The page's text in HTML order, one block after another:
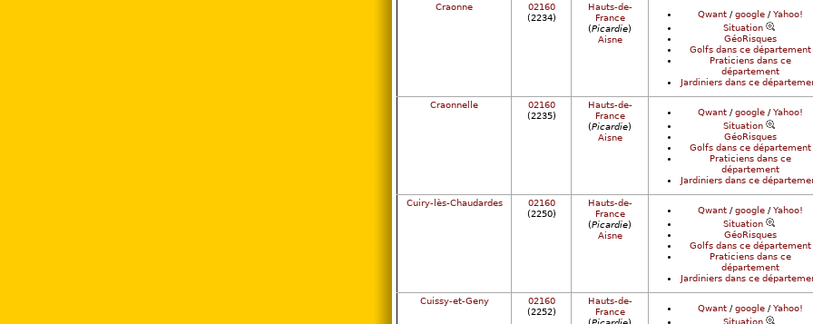
Craonne
02160
(2234)
Hauts-de-
France
(Picardie)
Aisne
Qwant/google/Yahoo!
Situation
GéoRisques
Golfs dans ce département
Praticiens dans ce
département
Jardiniers dans ce
Craonnelle
02160
(2235)
Hauts-de-
France
(Picardie)
Aisne
Qwant/google/Yahoo!
Situation
GéoRisques
Golfs dans ce département
Praticiens dans ce
département
Jardiniers dans ce
Cuiry-lès-Chaudardes
02160
(2250)
Hauts-de-
France
(Picardie)
Aisne
Qwant/google/Yahoo!
Situation
GéoRisques
Golfs dans ce département
Praticiens dans ce
département
Jardiniers dans ce
Cuissy-et-Geny
02160
(2252)
Hauts-de-
France
Qwant/google/Yahoo!
Situation